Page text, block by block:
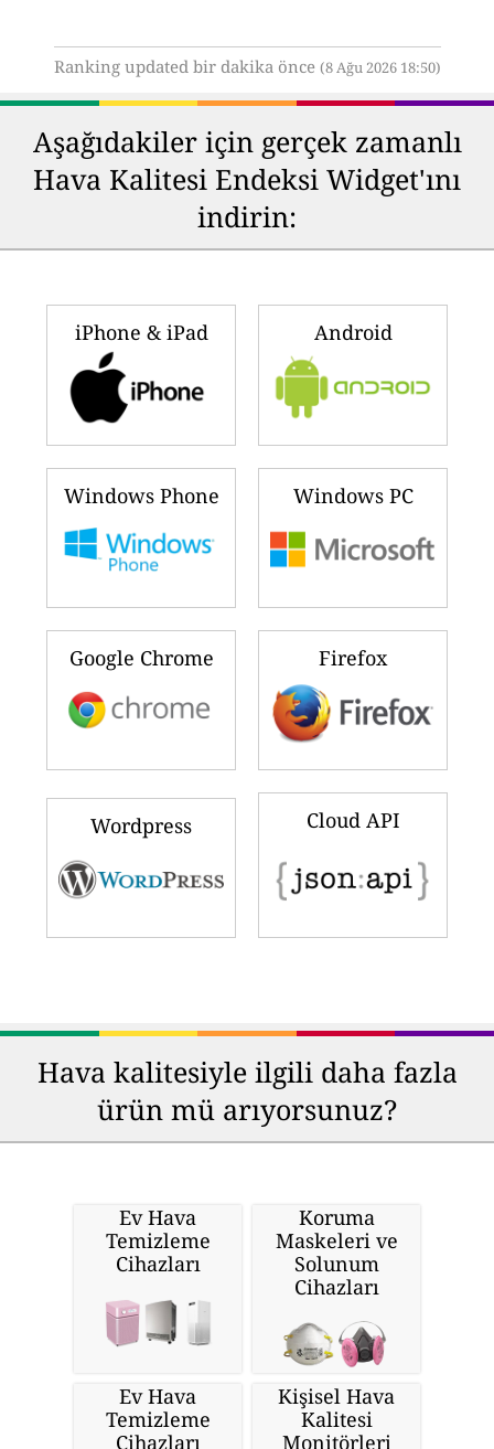
Ranking updated bir dakika önce (8 Ağu 2026 18:50)
Aşağıdakiler için gerçek zamanlı
Hava Kalitesi Endeksi Widget'ını
indirin:
iPhone & iPad Android
Windows Phone Windows PC
Google Chrome Firefox
Wordpress Cloud API
Hava kalitesiyle ilgili daha fazla
ürün mü arıyorsunuz?
Ev Hava
Temizleme
Cihazları
Koruma
Maskeleri ve
Solunum
Cihazları
Ev Hava
Temizleme
Cihazları
Kişisel Hava
Kalitesi
Monitörleri